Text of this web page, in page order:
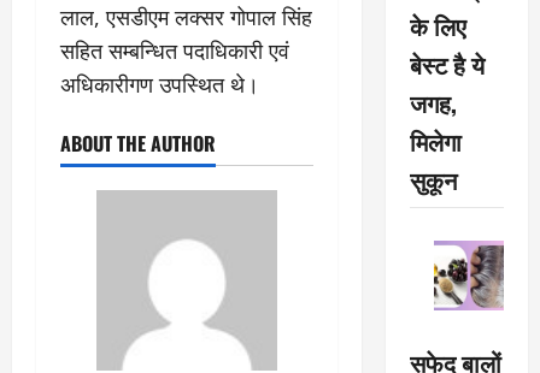
लाल, एसडीएम लक्सर गोपाल सिंह
सहित सम्बन्धित पदाधिकारी एवं
अधिकारीगण उपस्थित थे।
ABOUT THE AUTHOR
के लिए
बेस्ट है ये
जगह,
मिलेगा
सुकून
सफेद बालों